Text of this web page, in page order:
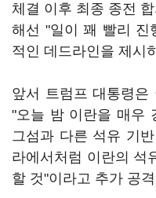
체결 이후 최종 종전
해선 "일이 꽤 빨리 진
적인 데드라인을 제시
앞서 트럼프 대통령은
"오늘 밤 이란을 매우
그섬과 다른 석유 기
라에서처럼 이란의 석
할 것"이라고 추가 공